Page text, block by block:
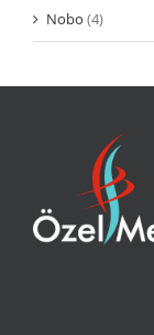
Nobo (4)